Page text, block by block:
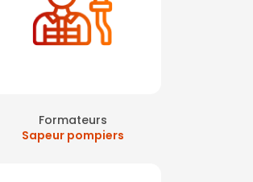
Formateurs
Sapeur pompiers